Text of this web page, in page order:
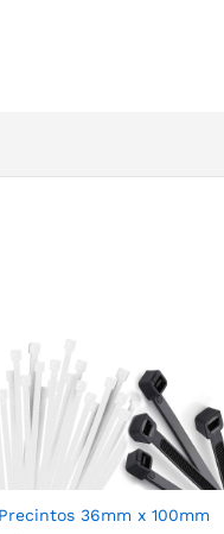
Precintos 36mm x 100mm